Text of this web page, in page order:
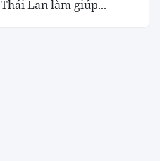
Lan làm giúp...